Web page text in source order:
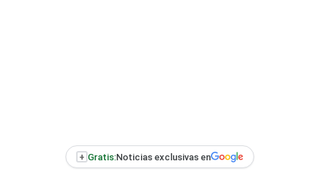
+ Gratis:Noticias exclusivas en